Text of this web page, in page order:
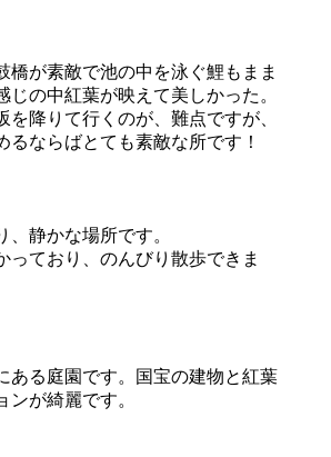
橋が素敵で池の中を泳ぐ鯉もまま
じの中紅葉が映えて美しかった。
を降りて行くのが、難点ですが、
るならばとても素敵な所です！
、静かな場所です。
っており、のんびり散歩できま
ある庭園です。国宝の建物と紅葉
ンが綺麗です。